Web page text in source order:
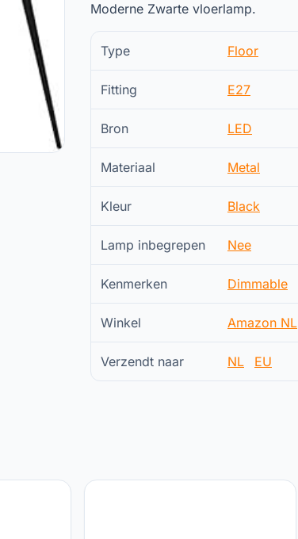
Moderne Zwarte vloerlamp.
Type Floor
Fitting E27
Bron LED
Materiaal Metal
Kleur Black
Lamp inbegrepen Nee
Kenmerken Dimmable
Winkel Amazon NL
Verzendt naar NL EU